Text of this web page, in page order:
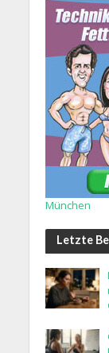
München
Letzte